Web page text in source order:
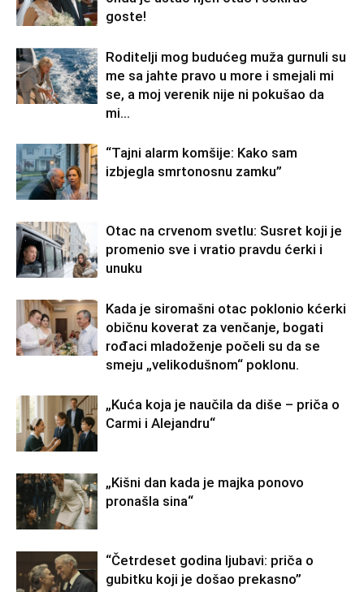
goste!
Roditelji mog budućeg muža gurnuli su
me sa jahte pravo u more i smejali mi
se, a moj verenik nije ni pokušao da
mi...
“Tajni alarm komšije: Kako sam
izbjegla smrtonosnu zamku”
Otac na crvenom svetlu: Susret koji je
promenio sve i vratio pravdu ćerki i
unuku
Kada je siromašni otac poklonio kćerki
običnu koverat za venčanje, bogati
rođaci mladoženje počeli su da se
smeju „velikodušnom“ poklonu.
„Kuća koja je naučila da diše – priča o
Carmi i Alejandru“
„Kišni dan kada je majka ponovo
pronašla sina“
“Četrdeset godina ljubavi: priča o
gubitku koji je došao prekasno”